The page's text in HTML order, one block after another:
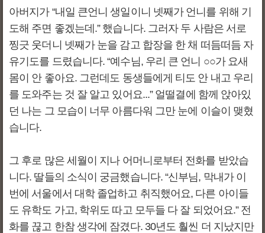
아버지가 “내일 큰언니 생일이니 넷째가 언니를 위해 기
도해 주면 좋겠는데.” 했습니다. 그러자 두 사람은 서로
찡긋 웃더니 넷째가 눈을 감고 합장을 한 채 떠듬떠듬 자
유기도를 드렸습니다. “예수님, 우리 큰 언니 ○○가 요새
몸이 안 좋아요. 그런데도 동생들에게 티도 안 내고 우리
를 도와주는 것 잘 알고 있어요...” 얼떨결에 함께 앉아있
던 나는 그 모습이 너무 아름다워 그만 눈에 이슬이 맺혔
습니다.
그 후로 많은 세월이 지나 어머니로부터 전화를 받았습
니다. 딸들의 소식이 궁금했습니다. “신부님, 막내가 이
번에 서울에서 대학 졸업하고 취직했어요, 다른 아이들
도 유학도 가고, 학위도 따고 모두들 다 잘 되었어요.” 전
화를 끊고 한참 생각에 잠겼다. 30년도 훨씬 더 지났지만